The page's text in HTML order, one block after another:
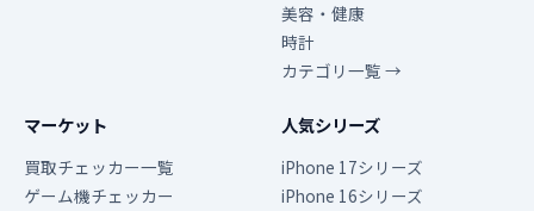
美容・健康
時計
カテゴリ一覧 →
マーケット
買取チェッカー一覧
ゲーム機チェッカー
人気シリーズ
iPhone 17シリーズ
iPhone 16シリーズ